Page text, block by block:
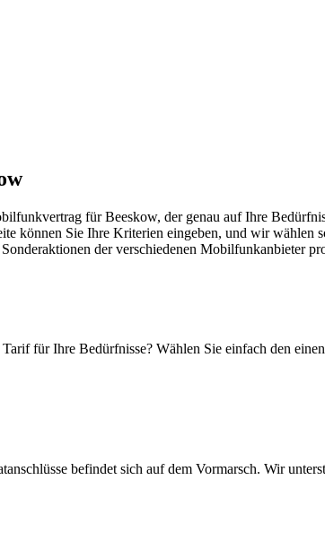
für Beeskow, der genau auf Ihre
können Sie Ihre Kriterien eingeben, und wir wählen
der verschiedenen Mobilfunkanbieter
für Ihre Bedürfnisse? Wählen Sie einfach den
befindet sich auf dem Vormarsch. Wir